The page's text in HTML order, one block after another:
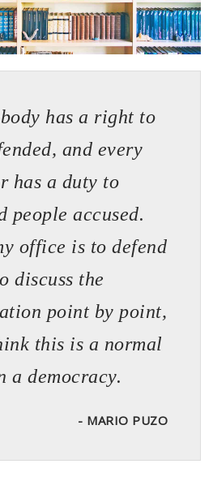
has a right to
and every
has a duty to
people accused.
office is to defend
discuss the
point by point,
this is a normal
a democracy.
- MARIO PUZO